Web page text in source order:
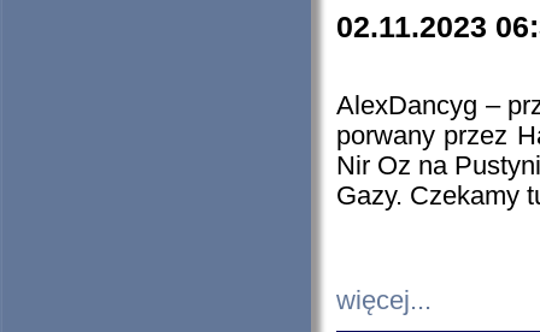
02.11.2023
AlexDancyg –
porwany przez
Nir Oz na
Gazy. Czekamy
więcej...